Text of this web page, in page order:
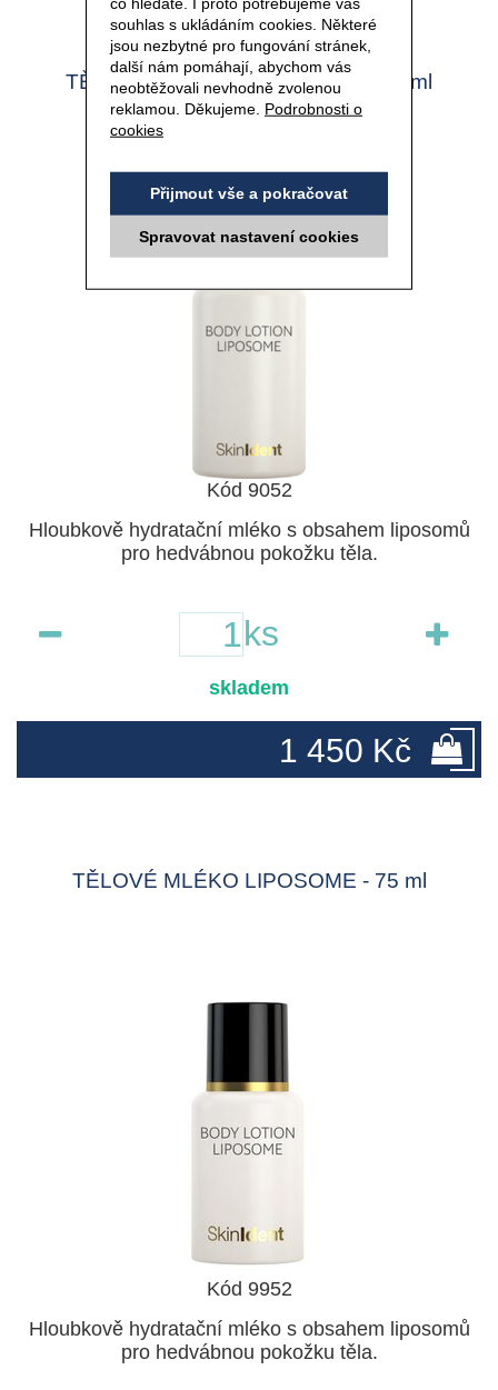
TĚLOVÉ MLÉKO LIPOSOME - 200 ml
Kód 9052
Hloubkově hydratační mléko s obsahem liposomů
pro hedvábnou pokožku těla.
ks
skladem
1 450 Kč
TĚLOVÉ MLÉKO LIPOSOME - 75 ml
Kód 9952
Hloubkově hydratační mléko s obsahem liposomů
pro hedvábnou pokožku těla.
souhlas s ukládáním cookies. Některé
jsou nezbytné pro fungování stránek,
další nám pomáhají, abychom vás
neobtěžovali nevhodně zvolenou
reklamou. Děkujeme. Podrobnosti o
cookies
Spravovat nastavení cookies
Přijmout vše a pokračovat